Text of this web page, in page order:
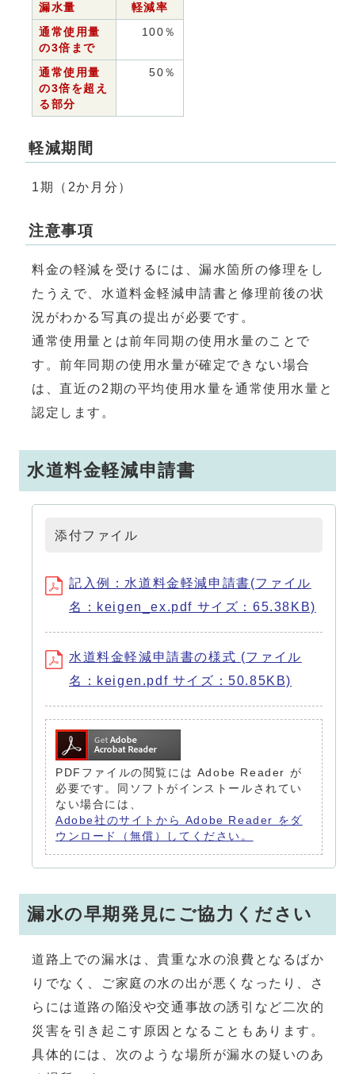
漏水量 軽減率
通常使用量
の3倍まで
100％
通常使用量
の3倍を超え
る部分
50％
軽減期間
1期（2か月分）
注意事項
料金の軽減を受けるには、漏水箇所の修理をし
たうえで、水道料金軽減申請書と修理前後の状
況がわかる写真の提出が必要です。
通常使用量とは前年同期の使用水量のことで
す。前年同期の使用水量が確定できない場合
は、直近の2期の平均使用水量を通常使用水量と
認定します。
水道料金軽減申請書
添付ファイル
記入例：水道料金軽減申請書(ファイル
名：keigen_ex.pdf サイズ：65.38KB)
水道料金軽減申請書の様式 (ファイル
名：keigen.pdf サイズ：50.85KB)
PDFファイルの閲覧には Adobe Reader が
必要です。同ソフトがインストールされてい
ない場合には、
Adobe社のサイトから Adobe Reader をダ
ウンロード（無償）してください。
漏水の早期発見にご協力ください
道路上での漏水は、貴重な水の浪費となるばか
りでなく、ご家庭の水の出が悪くなったり、さ
らには道路の陥没や交通事故の誘引など二次的
災害を引き起こす原因となることもあります。
具体的には、次のような場所が漏水の疑いのあ